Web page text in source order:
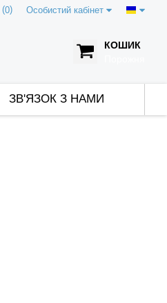
(0) Особистий кабінет
КОШИК
ЗВ'ЯЗОК З НАМИ